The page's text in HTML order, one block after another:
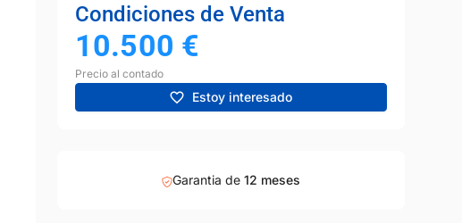
Condiciones de Venta
10.500 €
Precio al contado
Estoy interesado
Garantia de 12 meses